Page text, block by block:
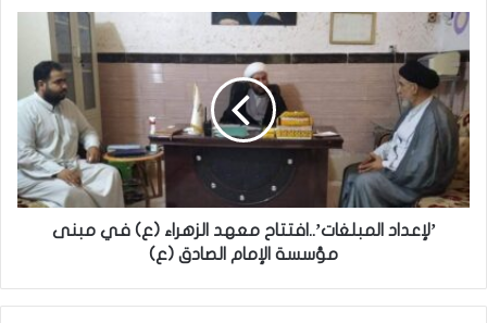
ي
ق
و
ب
ي
ف
ي
ق
’
ل
ع
د
ا
د
ا
ل
’لإعداد المبلغات’..افتتاح معهد الزهراء (ع) في مبنى
مؤسسة الإمام الصادق (ع)